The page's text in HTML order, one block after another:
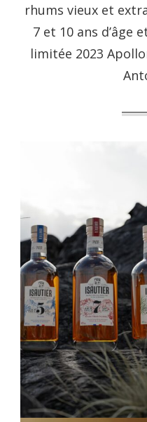
rhums vieux et
7 et 10 ans d’âge
limitée 2023